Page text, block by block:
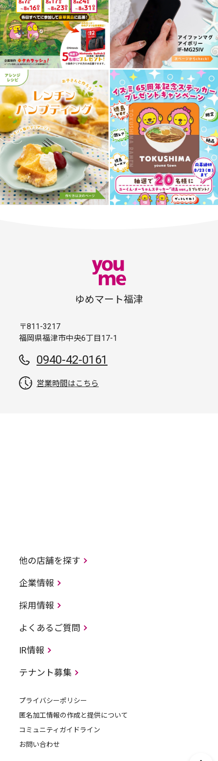
ゆめマート福津
〒811-3217
福岡県福津市中央6丁目17-1
0940-42-0161
営業時間はこちら
他の店舗を探す
企業情報
採用情報
よくあるご質問
IR情報
テナント募集
プライバシーポリシー
匿名加工情報の作成と提供について
コミュニティガイドライン
お問い合わせ